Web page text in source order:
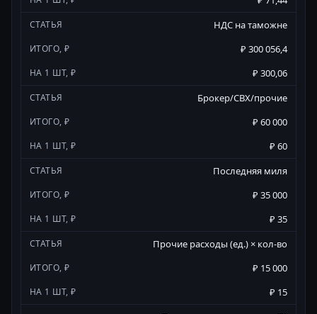
НДС на таможне
₽ 300 056,4
₽ 300,06
Брокер/СВХ/прочие
₽ 60 000
₽ 60
Последняя миля
₽ 35 000
₽ 35
Прочие расходы (ед.) × кол-во
₽ 15 000
₽ 15